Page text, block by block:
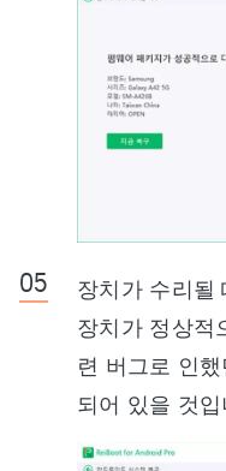
장치가 수리될
장치가 정상적
련 버그로 인
되어 있을 것입